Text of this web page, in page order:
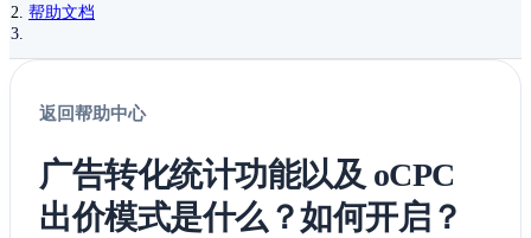
帮助文档
返回帮助中心
广告转化统计功能以及 oCPC
出价模式是什么？如何开启？